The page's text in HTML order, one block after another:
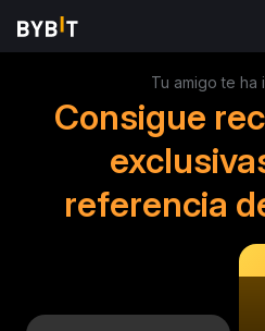
Tu amigo te ha
Consigue
referencia